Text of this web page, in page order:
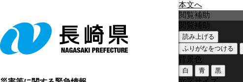
本文へ
閲覧補助
閲覧補助
読み上げる
ふりがなをつける
背景色
白 青 黒